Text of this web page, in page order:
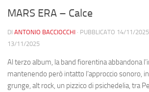
MARS ERA – Calce
DI ANTONIO BACCIOCCHI · PUBBLICATO 14/11/2025
13/11/2025
Al terzo album, la band fiorentina abbandona
mantenendo però intatto l’approccio sonoro,
grunge, alt rock, un pizzico di psichedelia, tra